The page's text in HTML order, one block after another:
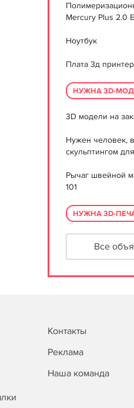
Mercury Plus 2.0
Ноутбук
Плата 3д
НУЖНА 3D-
3D модели на
Нужен человек,
скульптингом
Рычаг швейной
101
НУЖНА 3D-
Все
Контакты
Реклама
Наша команда